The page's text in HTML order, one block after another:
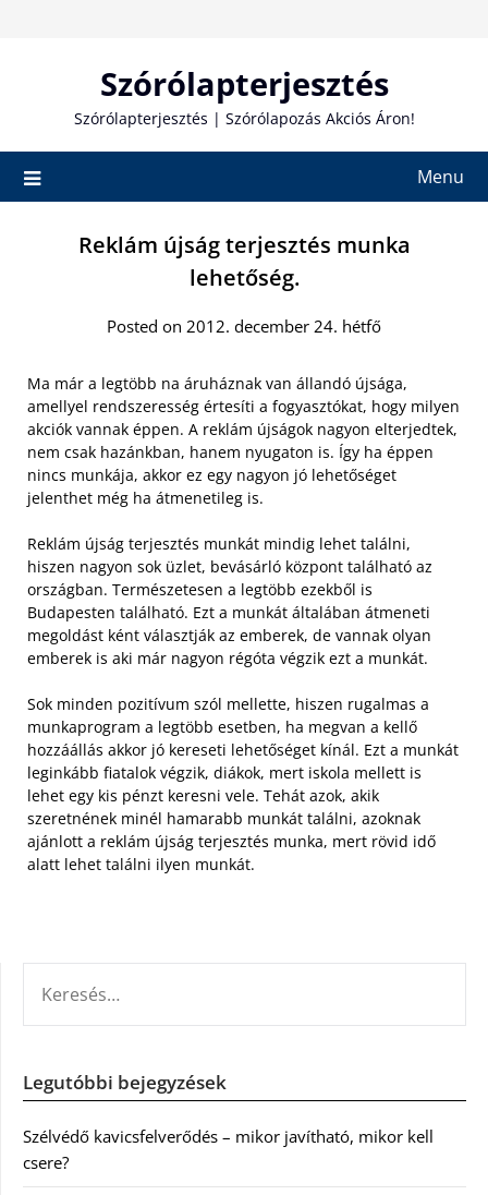
Szórólapterjesztés
Szórólapterjesztés | Szórólapozás Akciós Áron!
Menu
Reklám újság terjesztés munka
lehetőség.
Posted on 2012. december 24. hétfő
Ma már a legtöbb na áruháznak van állandó újsága,
amellyel rendszeresség értesíti a fogyasztókat, hogy milyen
akciók vannak éppen. A reklám újságok nagyon elterjedtek,
nem csak hazánkban, hanem nyugaton is. Így ha éppen
nincs munkája, akkor ez egy nagyon jó lehetőséget
jelenthet még ha átmenetileg is.
Reklám újság terjesztés munkát mindig lehet találni,
hiszen nagyon sok üzlet, bevásárló központ található az
országban. Természetesen a legtöbb ezekből is
Budapesten található. Ezt a munkát általában átmeneti
megoldást ként választják az emberek, de vannak olyan
emberek is aki már nagyon régóta végzik ezt a munkát.
Sok minden pozitívum szól mellette, hiszen rugalmas a
munkaprogram a legtöbb esetben, ha megvan a kellő
hozzáállás akkor jó kereseti lehetőséget kínál. Ezt a munkát
leginkább fiatalok végzik, diákok, mert iskola mellett is
lehet egy kis pénzt keresni vele. Tehát azok, akik
szeretnének minél hamarabb munkát találni, azoknak
ajánlott a reklám újság terjesztés munka, mert rövid idő
alatt lehet találni ilyen munkát.
Legutóbbi bejegyzések
Szélvédő kavicsfelverődés – mikor javítható, mikor kell
csere?